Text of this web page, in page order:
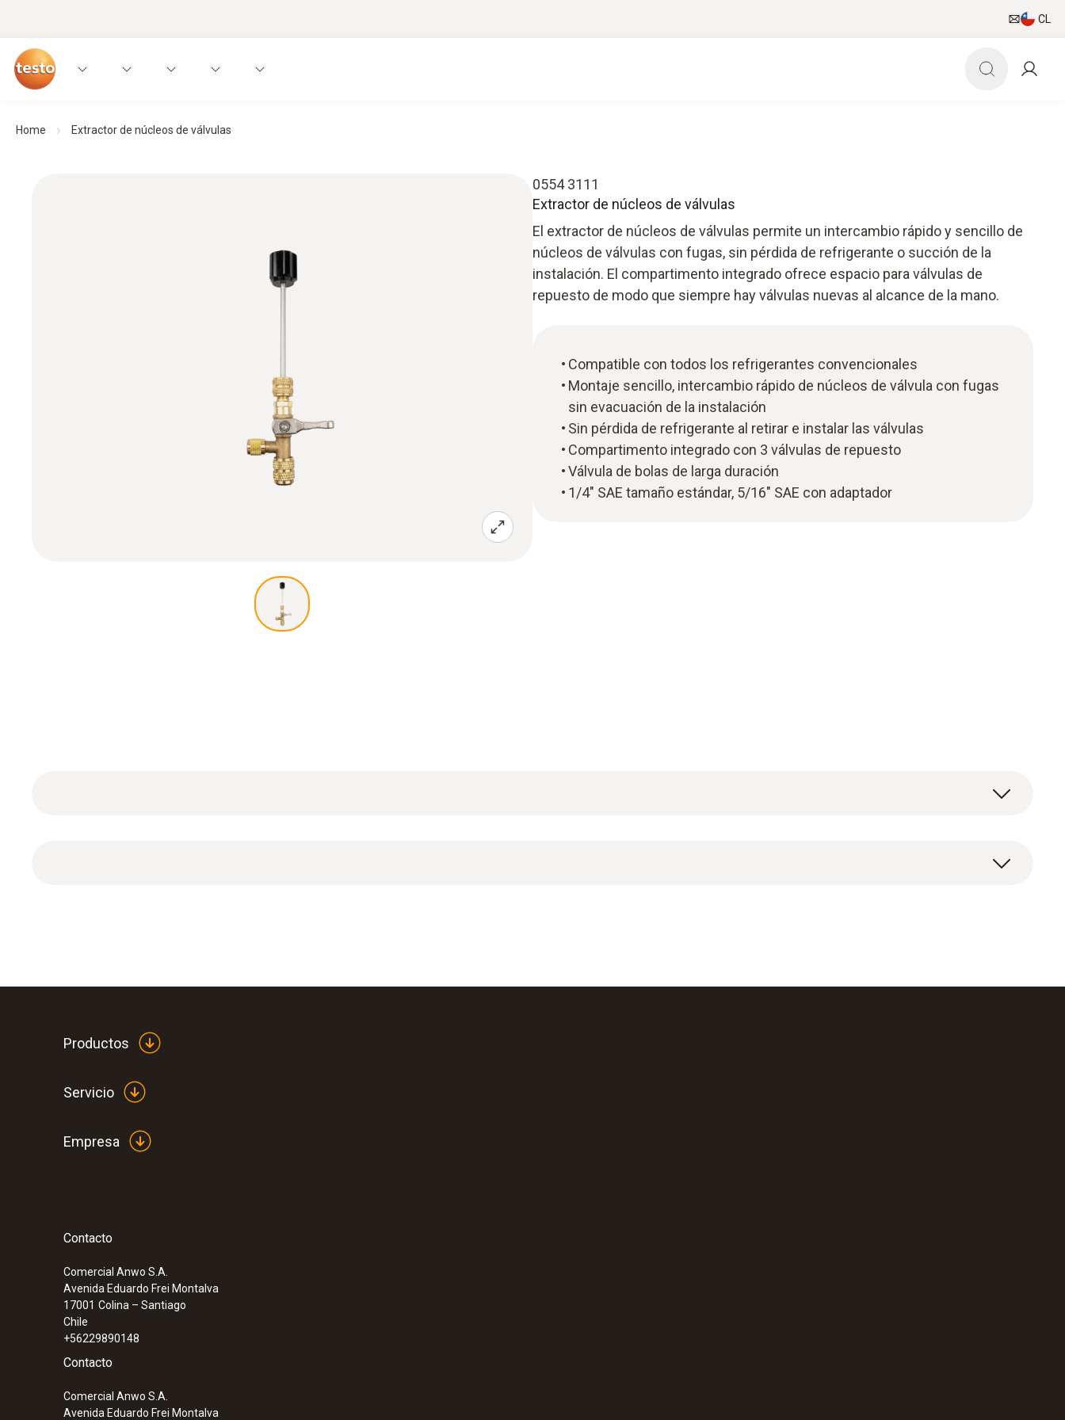
CL
Home Extractor de núcleos de válvulas
0554 3111
Extractor de núcleos de válvulas
El extractor de núcleos de válvulas permite un intercambio rápido y sencillo de
núcleos de válvulas con fugas, sin pérdida de refrigerante o succión de la
instalación. El compartimento integrado ofrece espacio para válvulas de
repuesto de modo que siempre hay válvulas nuevas al alcance de la mano.
Compatible con todos los refrigerantes convencionales
Montaje sencillo, intercambio rápido de núcleos de válvula con fugas
sin evacuación de la instalación
Sin pérdida de refrigerante al retirar e instalar las válvulas
Compartimento integrado con 3 válvulas de repuesto
Válvula de bolas de larga duración
1/4" SAE tamaño estándar, 5/16" SAE con adaptador
:0554 2117
Productos
Servicio
Empresa
Contacto
Comercial Anwo S.A.
Avenida Eduardo Frei Montalva
17001 Colina – Santiago
Chile
+56229890148
Contacto
Comercial Anwo S.A.
Avenida Eduardo Frei Montalva